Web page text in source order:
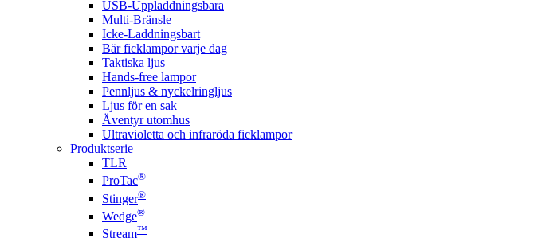
USB-Uppladdningsbara
Multi-Bränsle
Icke-Laddningsbart
Bär ficklampor varje dag
Taktiska ljus
Hands-free lampor
Pennljus & nyckelringljus
Ljus för en sak
Äventyr utomhus
Ultravioletta och infraröda ficklampor
Produktserie
TLR
ProTac®
Stinger®
Wedge®
Stream™